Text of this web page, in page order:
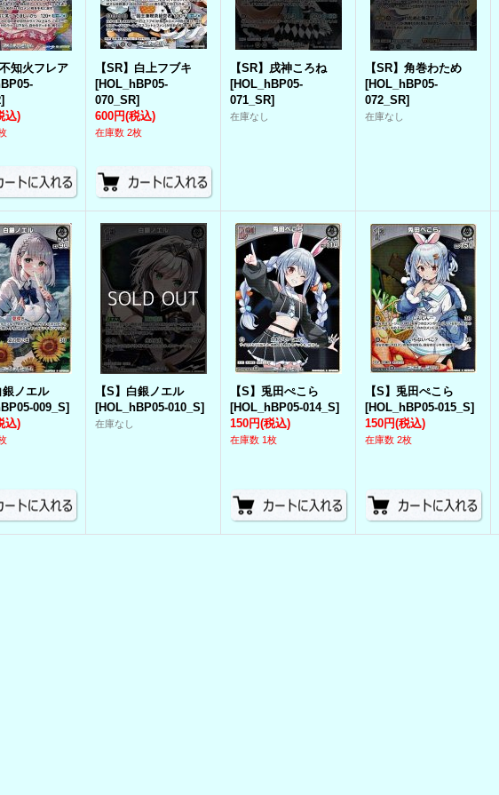
不知火フレア
]
込)
【SR】白上フブキ
[HOL_hBP05-
070_SR]
600円(税込)
在庫数 2枚
【SR】戌神ころね
[HOL_hBP05-
071_SR]
在庫なし
【SR】角巻わため
[HOL_hBP05-
072_SR]
在庫なし
銀ノエル
009_S]
込)
【S】白銀ノエル
[HOL_hBP05-010_S]
在庫なし
【S】兎田ぺこら
[HOL_hBP05-014_S]
150円(税込)
在庫数 1枚
【S】兎田ぺこら
[HOL_hBP05-015_S]
150円(税込)
在庫数 2枚